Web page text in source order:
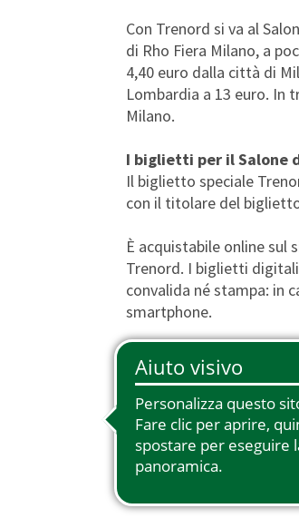
Tessera Io Viaggio
Malpensa Express
Biglietti Transfrontalieri
Carta Plus
Trasporto
Con Trenord si va al
di Rho Fiera Milano, a
4,40 euro dalla città di
Lombardia a 13 euro. In
Milano.
I biglietti per il Salone
Il biglietto speciale
con il titolare del
È acquistabile online sul
Trenord. I biglietti
convalida né stampa: in
smartphone.
Chi compera il biglietto
dovrà essere poi
Per chi parte dalle
4,40 euro acquistando
(STIBM) per le zone
emettitrici automatiche